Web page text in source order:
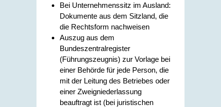
Bei Unternehmenssitz im Ausland:
Dokumente aus dem Sitzland, die
die Rechtsform nachweisen
Auszug aus dem
Bundeszentralregister
(Führungszeugnis) zur Vorlage bei
einer Behörde für jede Person, die
mit der Leitung des Betriebes oder
einer Zweigniederlassung
beauftragt ist (bei juristischen